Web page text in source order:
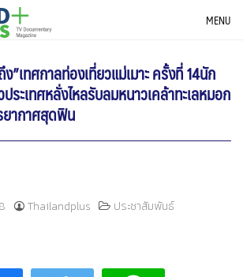
MENU
”เทศกาลท่องเที่ยวแม่เมาะ ครั้งที่ 14นัก
ระเทศหลั่งไหลรับลมหนาวเคล้าทะเลหมอก
ยากาศสุดฟิน
Thailandplus ประชาสัมพันธ์